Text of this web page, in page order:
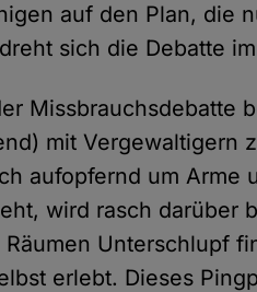
auf den Plan, die
sich die Debatte
Missbrauchsdebatte
mit Vergewaltigern
aufopfernd um Arme
wird rasch darüber
Unterschlupf
erlebt. Dieses